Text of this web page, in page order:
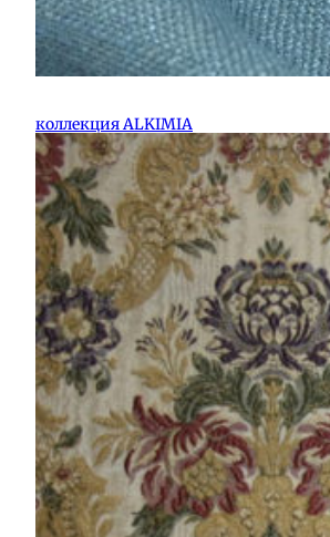
коллекция ALKIMIA